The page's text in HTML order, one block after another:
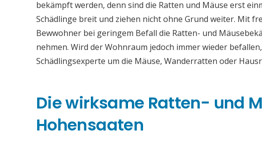
bekämpft werden, denn sind die Ratten und Mäuse erst
Schädlinge breit und ziehen nicht ohne Grund weiter. Mit
Bewwohner bei geringem Befall die Ratten- und
nehmen. Wird der Wohnraum jedoch immer wieder
Schädlingsexperte um die Mäuse, Wanderratten oder
Die wirksame Ratten- und
Hohensaaten